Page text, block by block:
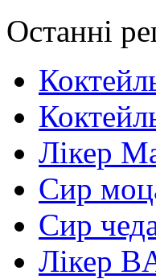
Останні
Лікер
Сир
Сир
Лікер